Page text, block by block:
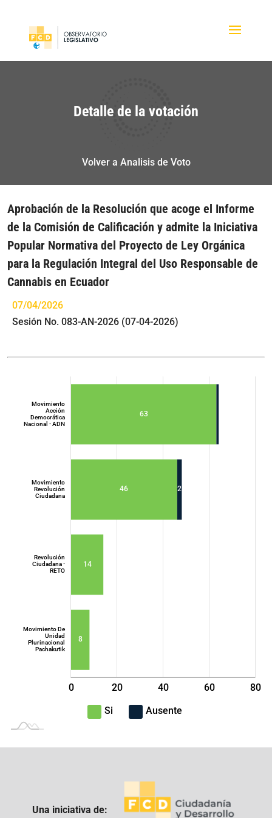
Detalle de la votación
Volver a Analisis de Voto
Aprobación de la Resolución que acoge el Informe
de la Comisión de Calificación y admite la Iniciativa
Popular Normativa del Proyecto de Ley Orgánica
para la Regulación Integral del Uso Responsable de
Cannabis en Ecuador
07/04/2026
Sesión No. 083-AN-2026 (07-04-2026)
8
14
46
63
2
Movimiento De
Unidad
Plurinacional
Pachakutik
Revolución
Ciudadana -
RETO
Movimiento
Revolución
Ciudadana
Movimiento
Acción
Democrática
Nacional - ADN
L
-40
-20
0 20 40 60 80
100
Si
Ausente
Una iniciativa de: